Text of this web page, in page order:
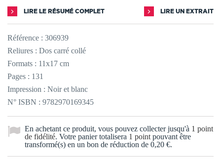
LIRE LE RÉSUMÉ COMPLET LIRE UN EXTRAIT
Référence : 306939
Reliures : Dos carré collé
Formats : 11x17 cm
Pages : 131
Impression : Noir et blanc
N° ISBN : 9782970169345
En achetant ce produit, vous pouvez collecter jusqu'à 1 point
de fidélité. Votre panier totalisera 1 point pouvant être
transformé(s) en un bon de réduction de 0,20 €.